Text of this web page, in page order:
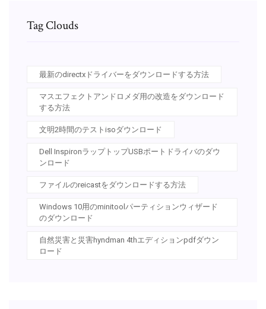
Tag Clouds
最新のdirectxドライバーをダウンロードする方法
マスエフェクトアンドロメダ用の改造をダウンロード
する方法
文明2時間のテストisoダウンロード
Dell InspironラップトップUSBポートドライバのダウ
ンロード
ファイルのreicastをダウンロードする方法
Windows 10用のminitoolパーティションウィザード
のダウンロード
自然災害と災害hyndman 4thエディションpdfダウン
ロード